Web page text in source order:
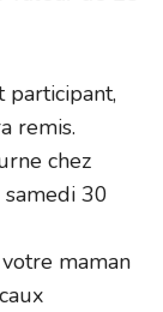
participant,
remis.
chez
30
maman